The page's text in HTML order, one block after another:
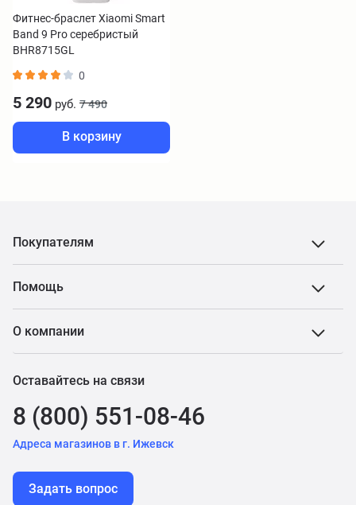
Фитнес-браслет Xiaomi Smart
Band 9 Pro серебристый
BHR8715GL
0
5 290 руб. 7 490
В корзину
Покупателям
Помощь
О компании
Оставайтесь на связи
8 (800) 551-08-46
Адреса магазинов в г. Ижевск
Задать вопрос